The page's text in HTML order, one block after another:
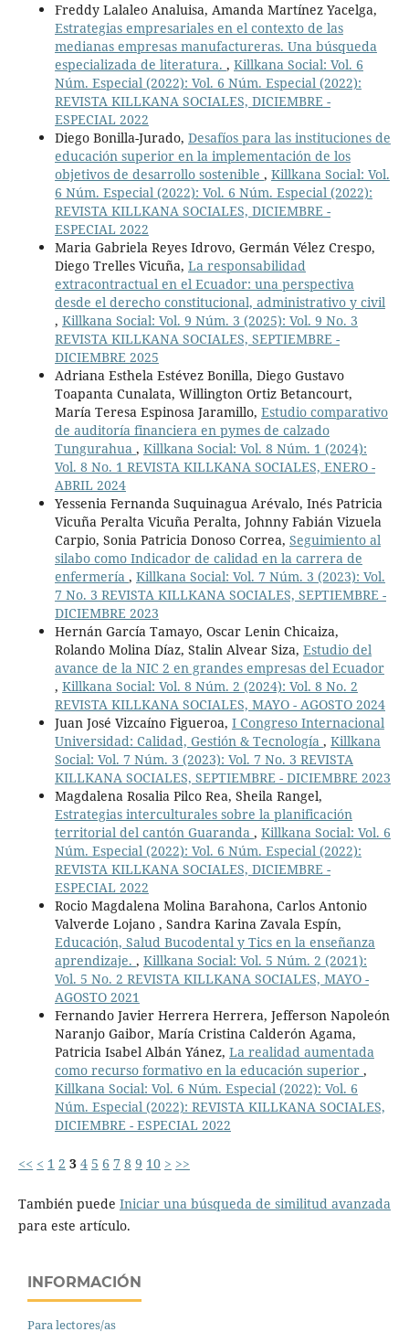
Freddy Lalaleo Analuisa, Amanda Martínez Yacelga,
Estrategias empresariales en el contexto de las
medianas empresas manufactureras. Una búsqueda
especializada de literatura. , Killkana Social: Vol. 6
Núm. Especial (2022): Vol. 6 Núm. Especial (2022):
REVISTA KILLKANA SOCIALES, DICIEMBRE -
ESPECIAL 2022
Diego Bonilla-Jurado, Desafíos para las instituciones de
educación superior en la implementación de los
objetivos de desarrollo sostenible , Killkana Social: Vol.
6 Núm. Especial (2022): Vol. 6 Núm. Especial (2022):
REVISTA KILLKANA SOCIALES, DICIEMBRE -
ESPECIAL 2022
Maria Gabriela Reyes Idrovo, Germán Vélez Crespo,
Diego Trelles Vicuña, La responsabilidad
extracontractual en el Ecuador: una perspectiva
desde el derecho constitucional, administrativo y civil
, Killkana Social: Vol. 9 Núm. 3 (2025): Vol. 9 No. 3
REVISTA KILLKANA SOCIALES, SEPTIEMBRE -
DICIEMBRE 2025
Adriana Esthela Estévez Bonilla, Diego Gustavo
Toapanta Cunalata, Willington Ortiz Betancourt,
María Teresa Espinosa Jaramillo, Estudio comparativo
de auditoría financiera en pymes de calzado
Tungurahua , Killkana Social: Vol. 8 Núm. 1 (2024):
Vol. 8 No. 1 REVISTA KILLKANA SOCIALES, ENERO -
ABRIL 2024
Yessenia Fernanda Suquinagua Arévalo, Inés Patricia
Vicuña Peralta Vicuña Peralta, Johnny Fabián Vizuela
Carpio, Sonia Patricia Donoso Correa, Seguimiento al
silabo como Indicador de calidad en la carrera de
enfermería , Killkana Social: Vol. 7 Núm. 3 (2023): Vol.
7 No. 3 REVISTA KILLKANA SOCIALES, SEPTIEMBRE -
DICIEMBRE 2023
Hernán García Tamayo, Oscar Lenin Chicaiza,
Rolando Molina Díaz, Stalin Alvear Siza, Estudio del
avance de la NIC 2 en grandes empresas del Ecuador
, Killkana Social: Vol. 8 Núm. 2 (2024): Vol. 8 No. 2
REVISTA KILLKANA SOCIALES, MAYO - AGOSTO 2024
Juan José Vizcaíno Figueroa, I Congreso Internacional
Universidad: Calidad, Gestión & Tecnología , Killkana
Social: Vol. 7 Núm. 3 (2023): Vol. 7 No. 3 REVISTA
KILLKANA SOCIALES, SEPTIEMBRE - DICIEMBRE 2023
Magdalena Rosalia Pilco Rea, Sheila Rangel,
Estrategias interculturales sobre la planificación
territorial del cantón Guaranda , Killkana Social: Vol. 6
Núm. Especial (2022): Vol. 6 Núm. Especial (2022):
REVISTA KILLKANA SOCIALES, DICIEMBRE -
ESPECIAL 2022
Rocio Magdalena Molina Barahona, Carlos Antonio
Valverde Lojano , Sandra Karina Zavala Espín,
Educación, Salud Bucodental y Tics en la enseñanza
aprendizaje. , Killkana Social: Vol. 5 Núm. 2 (2021):
Vol. 5 No. 2 REVISTA KILLKANA SOCIALES, MAYO -
AGOSTO 2021
Fernando Javier Herrera Herrera, Jefferson Napoleón
Naranjo Gaibor, María Cristina Calderón Agama,
Patricia Isabel Albán Yánez, La realidad aumentada
como recurso formativo en la educación superior ,
Killkana Social: Vol. 6 Núm. Especial (2022): Vol. 6
Núm. Especial (2022): REVISTA KILLKANA SOCIALES,
DICIEMBRE - ESPECIAL 2022
<< < 1 2 3 4 5 6 7 8 9 10 > >>
También puede Iniciar una búsqueda de similitud avanzada
para este artículo.
INFORMACIÓN
Para lectores/as